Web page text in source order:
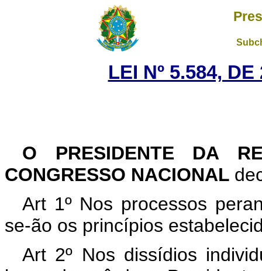
LEI Nº 5.584,
O PRESIDENTE DA
CONGRESSO NACIONAL
Art 1º Nos processos
se-ão os princípios
Art 2º Nos dissídios